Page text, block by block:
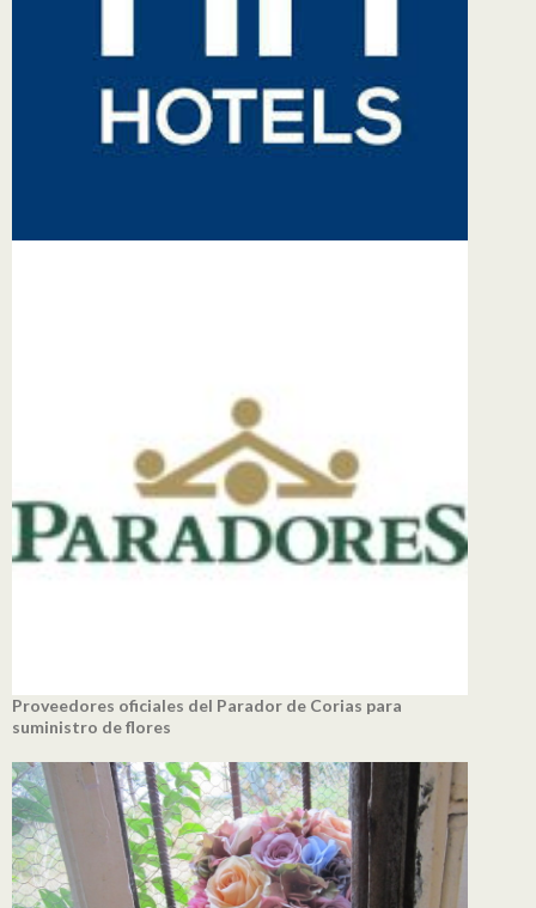
Proveedores oficiales del Parador de Corias para
suministro de flores